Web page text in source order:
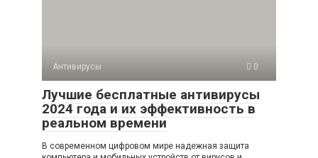
Антивирусы 0
Лучшие бесплатные антивирусы
2024 года и их эффективность в
реальном времени
В современном цифровом мире надежная защита